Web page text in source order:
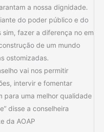
a nossa dignidade.
do poder público e do
fazer a diferença no em
de um mundo
ostomizadas.
vai nos permitir
intervir e fomentar
para uma melhor qualidade
disse a conselheira
da AOAP